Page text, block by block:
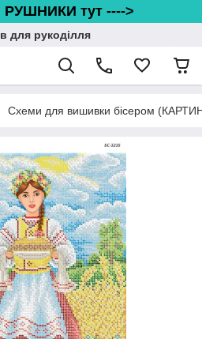
тут ---->
для рукоділля
Схеми для вишивки бісером